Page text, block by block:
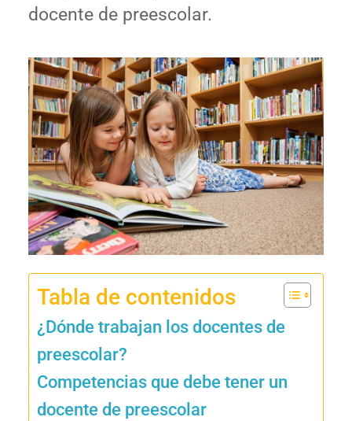
docente de preescolar.
Tabla de contenidos
¿Dónde trabajan los docentes de
preescolar?
Competencias que debe tener un
docente de preescolar